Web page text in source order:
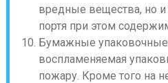
вредные вещества, но и
портя при этом
Бумажные упаковочные
воспламеняемая
пожару. Кроме того на